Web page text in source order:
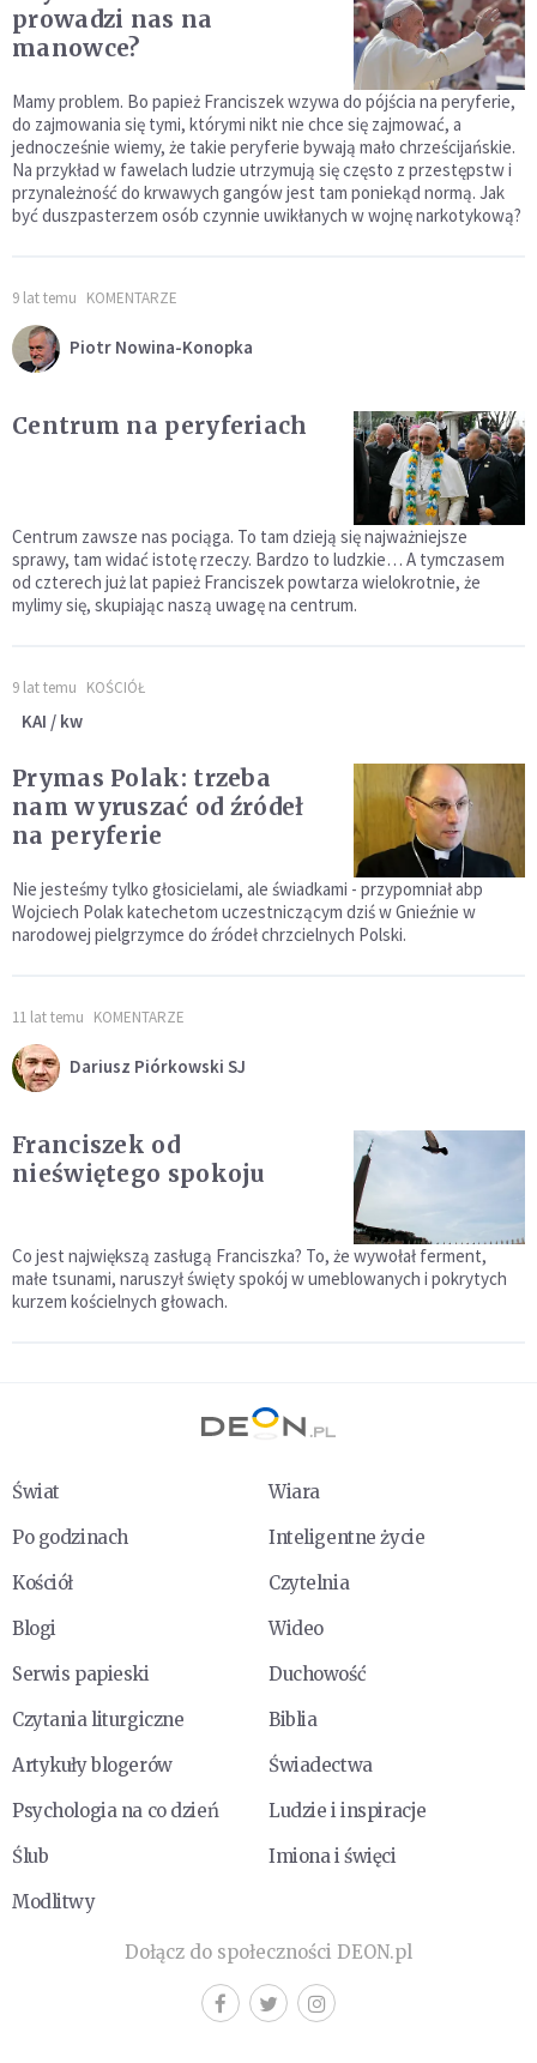
prowadzi nas na
manowce?
Mamy problem. Bo papież Franciszek wzywa do pójścia na peryferie,
do zajmowania się tymi, którymi nikt nie chce się zajmować, a
jednocześnie wiemy, że takie peryferie bywają mało chrześcijańskie.
Na przykład w fawelach ludzie utrzymują się często z przestępstw i
przynależność do krwawych gangów jest tam poniekąd normą. Jak
być duszpasterzem osób czynnie uwikłanych w wojnę narkotykową?
9 lat temu KOMENTARZE
Piotr Nowina-Konopka
Centrum na peryferiach
Centrum zawsze nas pociąga. To tam dzieją się najważniejsze
sprawy, tam widać istotę rzeczy. Bardzo to ludzkie… A tymczasem
od czterech już lat papież Franciszek powtarza wielokrotnie, że
mylimy się, skupiając naszą uwagę na centrum.
9 lat temu KOŚCIÓŁ
KAI / kw
Prymas Polak: trzeba
nam wyruszać od źródeł
na peryferie
Nie jesteśmy tylko głosicielami, ale świadkami - przypomniał abp
Wojciech Polak katechetom uczestniczącym dziś w Gnieźnie w
narodowej pielgrzymce do źródeł chrzcielnych Polski.
11 lat temu KOMENTARZE
Dariusz Piórkowski SJ
Franciszek od
nieświętego spokoju
Co jest największą zasługą Franciszka? To, że wywołał ferment,
małe tsunami, naruszył święty spokój w umeblowanych i pokrytych
kurzem kościelnych głowach.
Świat
Wiara
Po godzinach
Inteligentne życie
Kościół
Czytelnia
Blogi
Wideo
Serwis papieski
Duchowość
Czytania liturgiczne
Biblia
Artykuły blogerów
Świadectwa
Psychologia na co dzień
Ludzie i inspiracje
Ślub
Imiona i święci
Modlitwy
Dołącz do społeczności DEON.pl